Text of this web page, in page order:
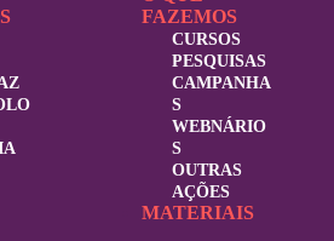
FAZEMOS
CURSOS
PESQUISAS
CAMPANHA
S
WEBNÁRIO
S
OUTRAS
AÇÕES
MATERIAIS